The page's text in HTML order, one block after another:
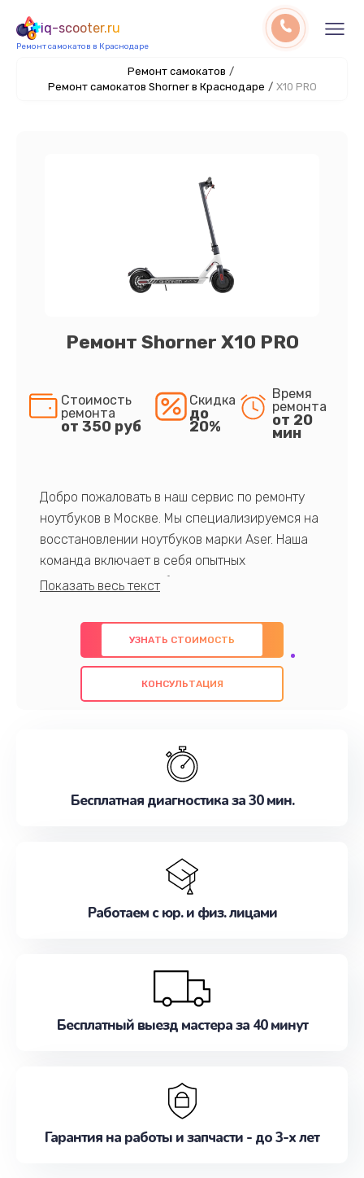
iq-scooter.ru
Ремонт самокатов в Краснодаре
Ремонт самокатов /
Ремонт самокатов Shorner в Краснодаре / X10 PRO
Ремонт Shorner X10 PRO
Стоимость
ремонта
от 350 руб
Скидка
до
20%
Время
ремонта
от 20
мин
Добро пожаловать в наш сервис по ремонту
ноутбуков в Москве. Мы специализируемся на
восстановлении ноутбуков марки Aser. Наша
команда включает в себя опытных
профессионалов с обширными знаниями и
предлагаем быстрый и качественный ремонт с
использованием оригинальных компонентов, а
также гарантируем качество всех
проведенных работ. Наша цель - предоставить
наилучшим образом. Не медлите записаться на
УЗНАТЬ СТОИМОСТЬ
КОНСУЛЬТАЦИЯ
Бесплатная диагностика за 30 мин.
Работаем с юр. и физ. лицами
Бесплатный выезд мастера за 40 минут
Гарантия на работы и запчасти - до 3-х лет